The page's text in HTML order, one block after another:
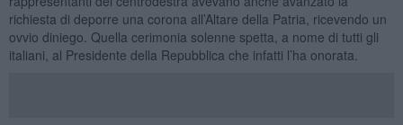
richiesta di deporre una corona all’Altare della Patria, ricevendo un
ovvio diniego. Quella cerimonia solenne spetta, a nome di tutti gli
italiani, al Presidente della Repubblica che infatti l’ha onorata.